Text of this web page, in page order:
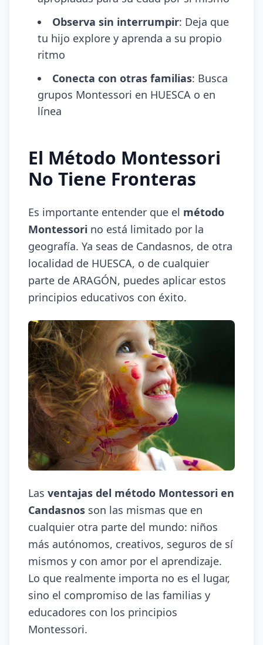
Observa sin interrumpir: Deja que
tu hijo explore y aprenda a su propio
ritmo
Conecta con otras familias: Busca
grupos Montessori en HUESCA o en
línea
El Método Montessori
No Tiene Fronteras
Es importante entender que el método
Montessori no está limitado por la
geografía. Ya seas de Candasnos, de otra
localidad de HUESCA, o de cualquier
parte de ARAGÓN, puedes aplicar estos
principios educativos con éxito.
Las ventajas del método Montessori en
Candasnos son las mismas que en
cualquier otra parte del mundo: niños
más autónomos, creativos, seguros de sí
mismos y con amor por el aprendizaje.
Lo que realmente importa no es el lugar,
sino el compromiso de las familias y
educadores con los principios
Montessori.